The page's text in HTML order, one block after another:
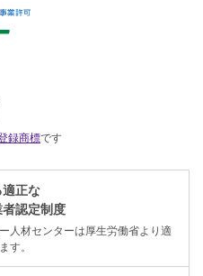
録商標です
適正な
認定制度
人材センターは厚生労働省より適
す。